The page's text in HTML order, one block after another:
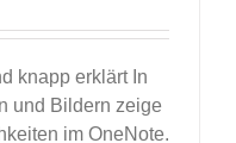
knapp erklärt In
und Bildern zeige
im OneNote.